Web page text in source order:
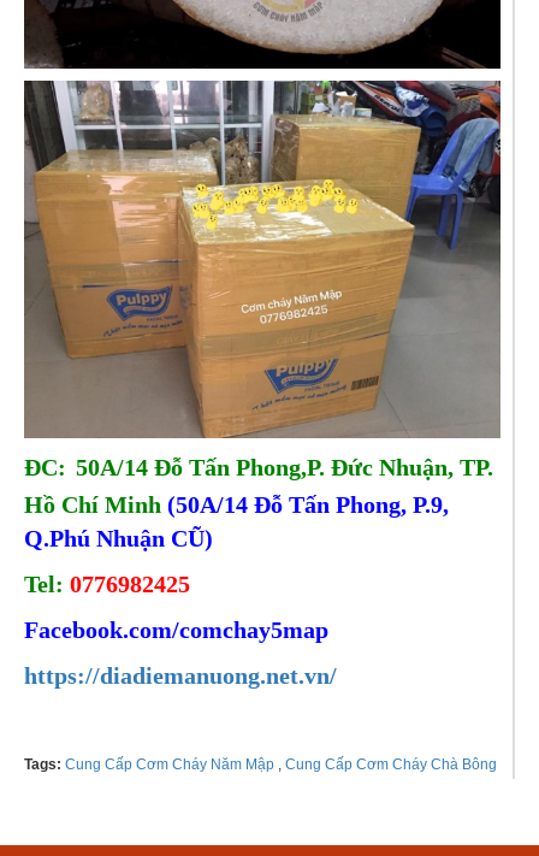
ĐC: 50A/14 Đỗ Tấn Phong,P. Đức Nhuận, TP.
Hồ Chí Minh (50A/14 Đỗ Tấn Phong, P.9,
Q.Phú Nhuận CŨ)
Tel: 0776982425
Facebook.com/comchay5map
https://diadiemanuong.net.vn/
Tags: Cung Cấp Cơm Cháy Năm Mập , Cung Cấp Cơm Cháy Chà Bông